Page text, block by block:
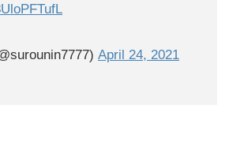
April 24, 2021